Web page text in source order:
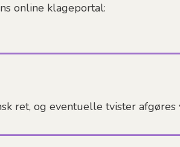
online klageportal:
ret, og eventuelle tvister afgøres